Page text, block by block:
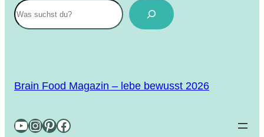
Suchen
Brain Food Magazin – lebe bewusst 2026
YouTube
Instagram
Pinterest
Facebook